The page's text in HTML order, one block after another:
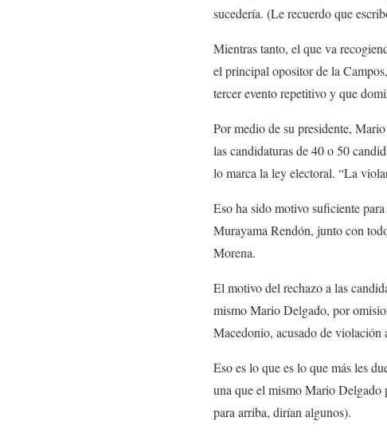
sucedería. (Le recuerdo que
Mientras tanto, el que va
el principal opositor de la
tercer evento repetitivo y que
Por medio de su presidente,
las candidaturas de 40 o 50
lo marca la ley electoral. “La
Eso ha sido motivo suficiente
Murayama Rendón, junto con
Morena.
El motivo del rechazo a las
mismo Mario Delgado, por
Macedonio, acusado de violación
Eso es lo que es lo que más les
una que el mismo Mario Delgado
para arriba, dirían algunos).